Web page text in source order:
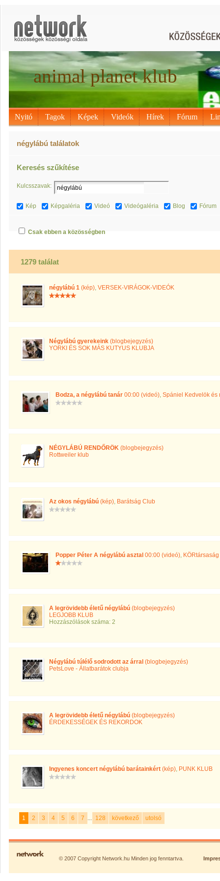
animal planet klub
Nyitó Tagok Képek Videók Hírek Fórum
négylábú találatok
Keresés szűkítése
Kulcsszavak:
Kép Képgaléria Videó Videógaléria Blog Fórum
Csak ebben a közösségben
1279 találat
négylábú 1 (kép), VERSEK-VIRÁGOK-VIDEÓK
Négylábú gyerekeink (blogbejegyzés)
YORKI ÉS SOK MÁS KUTYUS KLUBJA
Bodza, a négylábú tanár 00:00 (videó), Spániel Kedvelök és
NÉGYLÁBÚ RENDŐRÖK (blogbejegyzés)
Rottweiler klub
Az okos négylábú (kép), Barátság Club
Popper Péter A négylábú asztal 00:00 (videó), KÖRtársaság
A legrövidebb életű négylábú (blogbejegyzés)
LEGJOBB KLUB
Hozzászólások száma: 2
Négylábú túlélő sodrodott az árral (blogbejegyzés)
PetsLove - Állatbarátok clubja
A legrövidebb életű négylábú (blogbejegyzés)
ÉRDEKESSÉGEK ÉS REKORDOK
Ingyenes koncert négylábú barátainkért (kép), PUNK KLUB
1 2 3 4 5 6 7 ... 128 következő utolsó
© 2007 Copyright Network.hu Minden jog fenntartva.